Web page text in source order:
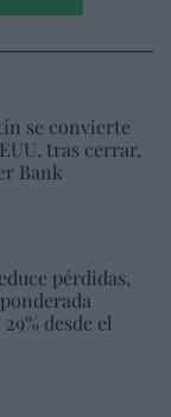
se convierte
tras cerrar,
Bank
pérdidas,
desde el